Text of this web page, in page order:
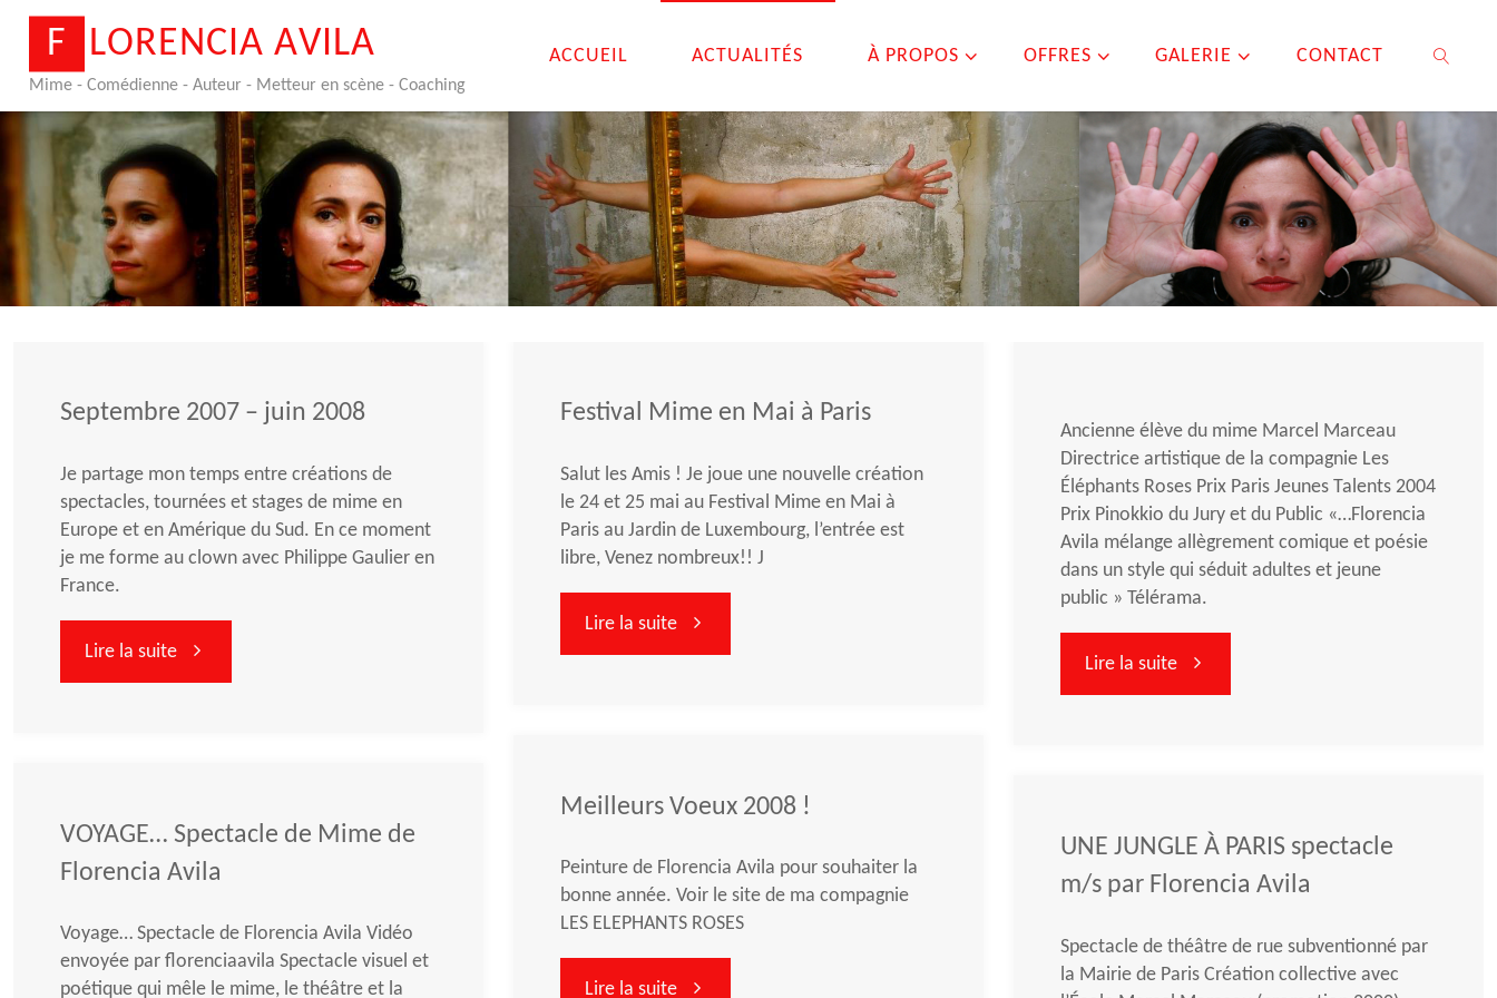
Skip
content
F LORENCIA AVILA
Mime - Comédienne - Auteur - Metteur en scène - Coaching
ACCUEIL ACTUALITÉS À PROPOS OFFRES GALERIE CONTACT
SEARCH
Septembre 2007 – juin 2008
Je partage mon temps entre créations de
spectacles, tournées et stages de mime en
Europe et en Amérique du Sud. En ce moment
je me forme au clown avec Philippe Gaulier en
France.
Lire la suite"Septembre
juin
Festival Mime en Mai à Paris
Salut les Amis ! Je joue une nouvelle création
le 24 et 25 mai au Festival Mime en Mai à
Paris au Jardin de Luxembourg, l’entrée est
libre, Venez nombreux!! J
Lire la suite"Festival
Mai
à
Paris"
Ancienne élève du mime Marcel Marceau
Directrice artistique de la compagnie Les
Éléphants Roses Prix Paris Jeunes Talents 2004
Prix Pinokkio du Jury et du Public «…Florencia
Avila mélange allègrement comique et poésie
dans un style qui séduit adultes et jeune
public » Télérama.
Lire la suite""
Meilleurs Voeux 2008 !
Peinture de Florencia Avila pour souhaiter la
bonne année. Voir le site de ma compagnie
LES ELEPHANTS ROSES
Lire la suite"Meilleurs
VOYAGE… Spectacle de Mime de
Florencia Avila
Voyage… Spectacle de Florencia Avila Vidéo
envoyée par florenciaavila Spectacle visuel et
poétique qui mêle le mime, le théâtre et la
UNE JUNGLE À PARIS spectacle
m/s par Florencia Avila
Spectacle de théâtre de rue subventionné par
la Mairie de Paris Création collective avec